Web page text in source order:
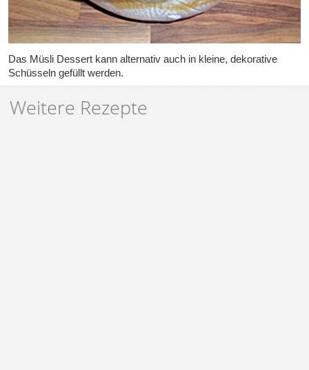
Das Müsli Dessert kann alternativ auch in kleine, dekorative
Schüsseln gefüllt werden.
Weitere Rezepte